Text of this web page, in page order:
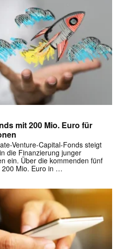
mit 200 Mio. Euro für
Venture-Capital-Fonds steigt
die Finanzierung junger
ein. Über die kommenden fünf
200 Mio. Euro in …